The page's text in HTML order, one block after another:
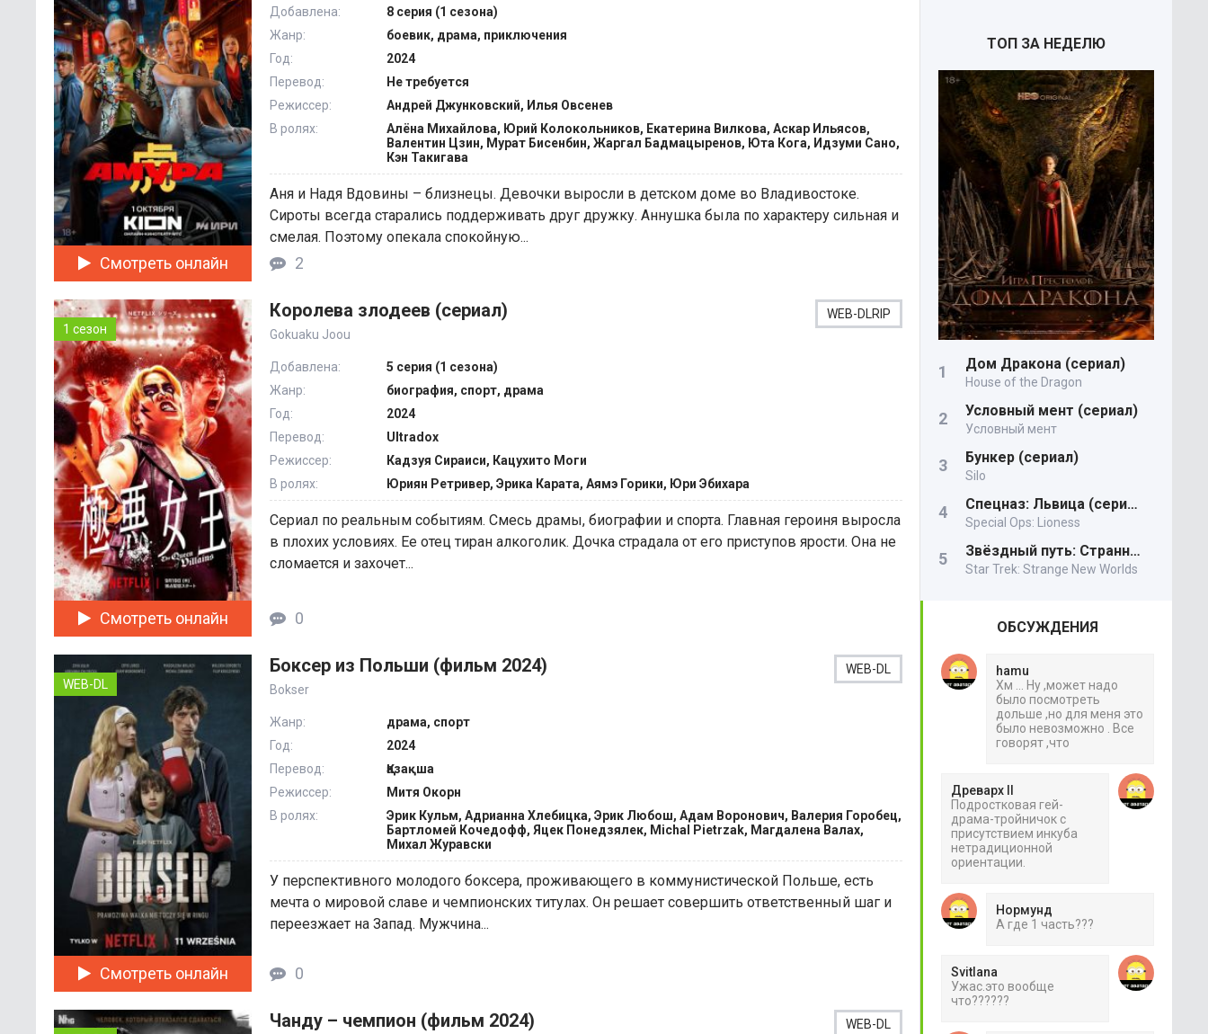
Добавлена:
8 серия (1 сезона)
Жанр:
боевик, драма, приключения
Год:
2024
Перевод:
Не требуется
Режиссер:
Андрей Джунковский, Илья Овсенев
В ролях:
Алёна Михайлова, Юрий Колокольников, Екатерина Вилкова, Аскар Ильясов,
Валентин Цзин, Мурат Бисенбин, Жаргал Бадмацыренов, Юта Кога, Идзуми Сано,
Кэн Такигава
Аня и Надя Вдовины – близнецы. Девочки выросли в детском доме во Владивостоке.
Сироты всегда старались поддерживать друг дружку. Аннушка была по характеру сильная и
смелая. Поэтому опекала спокойную...
Смотреть онлайн 2
1 сезон
Королева злодеев (сериал)
Gokuaku Joou
WEB-DLRIP
Добавлена:
5 серия (1 сезона)
Жанр:
биография, спорт, драма
Год:
2024
Перевод:
Ultradox
Режиссер:
Кадзуя Сираиси, Кацухито Моги
В ролях:
Юриян Ретривер, Эрика Карата, Аямэ Горики, Юри Эбихара
Сериал по реальным событиям. Смесь драмы, биографии и спорта. Главная героиня выросла
в плохих условиях. Ее отец тиран алкоголик. Дочка страдала от его приступов ярости. Она не
сломается и захочет...
Смотреть онлайн 0
WEB-DL
Боксер из Польши (фильм 2024)
Bokser
WEB-DL
Жанр:
драма, спорт
Год:
2024
Перевод:
Қазақша
Режиссер:
Митя Окорн
В ролях:
Эрик Кульм, Адрианна Хлебицка, Эрик Любош, Адам Воронович, Валерия Горобец,
Бартломей Кочедофф, Яцек Понедзялек, Michal Pietrzak, Магдалена Валах,
Михал Журавски
У перспективного молодого боксера, проживающего в коммунистической Польше, есть
мечта о мировой славе и чемпионских титулах. Он решает совершить ответственный шаг и
переезжает на Запад. Мужчина...
Смотреть онлайн 0
Чанду – чемпион (фильм 2024) WEB-DL
ТОП ЗА НЕДЕЛЮ
Дом Дракона (сериал)
House of the Dragon
Условный мент (сериал)
Условный мент
Бункер (сериал)
Silo
Спецназ: Львица (сериал)
Special Ops: Lioness
Звёздный путь: Странные новые миры
Star Trek: Strange New Worlds
ОБСУЖДЕНИЯ
hamu
Хм ... Ну ,может надо
было посмотреть
дольше ,но для меня это
было невозможно . Все
говорят ,что
Древарх II
Подростковая гей-
драма-тройничок с
присутствием инкуба
нетрадиционной
ориентации.
Нормунд
А где 1 часть???
Svitlana
Ужас.это вообще
что??????